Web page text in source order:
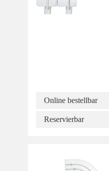
Online bestellbar
Reservierbar